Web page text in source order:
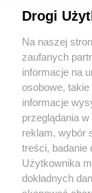
Wydawca
Nie zapomnij
zapoznać się z:
Twojemiasto
Piekary Śląskie
Drogi
Na naszej
zaufanych
informacje na
osobowe,
informacje
przeglądania
reklam, wybór
treści, badanie
Użytkownika
dokładnych